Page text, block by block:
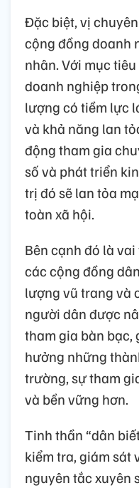
Đặc biệt, vị
cộng đồng doanh
nhân. Với mục
doanh nghiệp
lượng có tiềm lực
và khả năng lan
động tham gia
số và phát triển
trị đó sẽ lan tỏa
toàn xã hội.
Bên cạnh đó là
các cộng đồng
lượng vũ trang và
người dân được
tham gia bàn bạc,
hưởng những
trường, sự tham
và bền vững hơn.
Tinh thần “dân
kiểm tra, giám sát
nguyên tắc xuyên